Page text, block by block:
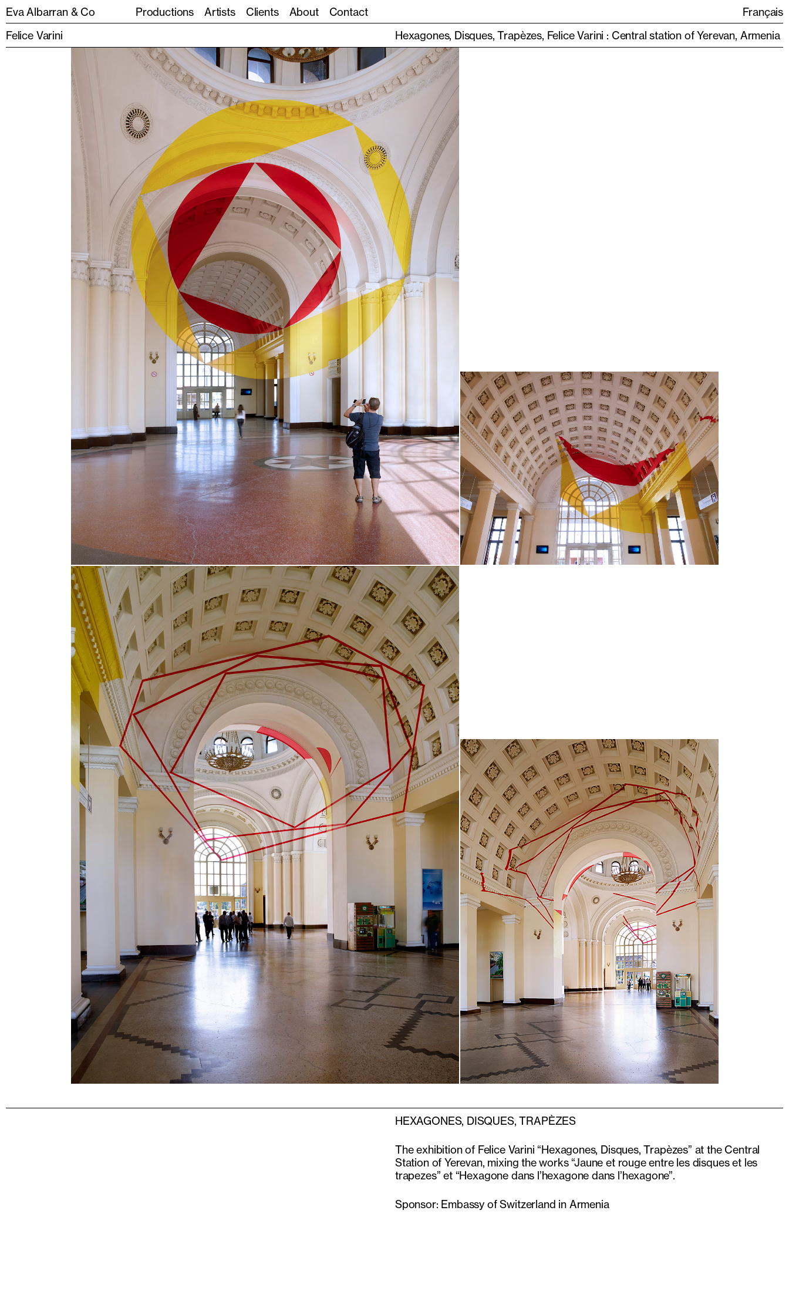
Eva Albarran & Co Productions Artists Clients About Contact
Français
Felice Varini
Hexagones, Disques, Trapèzes, Felice Varini : Central station of Yerevan, Armenia
HEXAGONES, DISQUES, TRAPÈZES
The exhibition of Felice Varini “Hexagones, Disques, Trapèzes” at the Central
Station of Yerevan, mixing the works “Jaune et rouge entre les disques et les
trapezes” et “Hexagone dans l’hexagone dans l’hexagone”.
Sponsor: Embassy of Switzerland in Armenia